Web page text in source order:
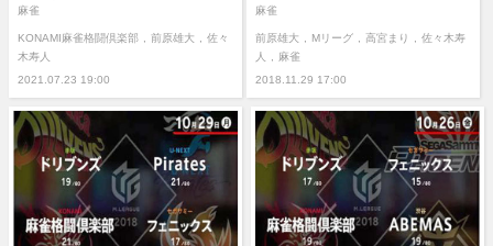
2021.07.23 19:00
麻雀
KONAMI麻雀格闘倶楽部 前原雄大
佐々
木寿人
2018.11.29 17:00
麻雀
前原雄大 Mリーグ 高宮まり
佐々木寿
人
麻雀